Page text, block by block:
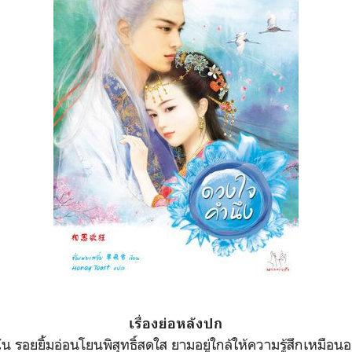
เรื่องย่อหลังปก
รอยยิ้มอ่อนโยนพิสุทธิ์สดใส ยามอยู่ใกล้ให้ความรู้สึกเหมือน